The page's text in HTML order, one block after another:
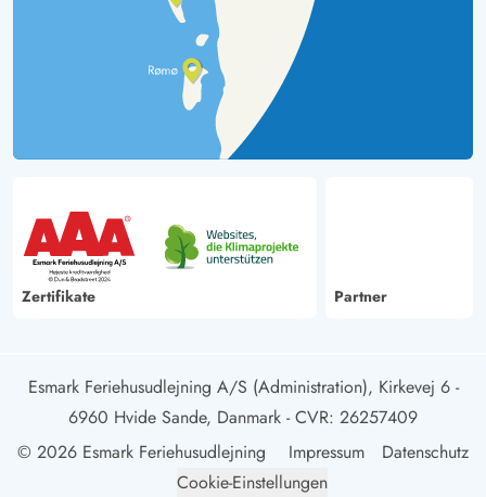
Zertifikate Partner
Esmark Feriehusudlejning A/S (Administration), Kirkevej 6 -
6960 Hvide Sande, Danmark - CVR: 26257409
© 2026 Esmark Feriehusudlejning
Impressum
Datenschutz
Cookie-Einstellungen